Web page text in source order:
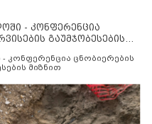
- კონფერენცია
გაუმჯობესების
კონფერენცია ცნობიერების
მიზნით